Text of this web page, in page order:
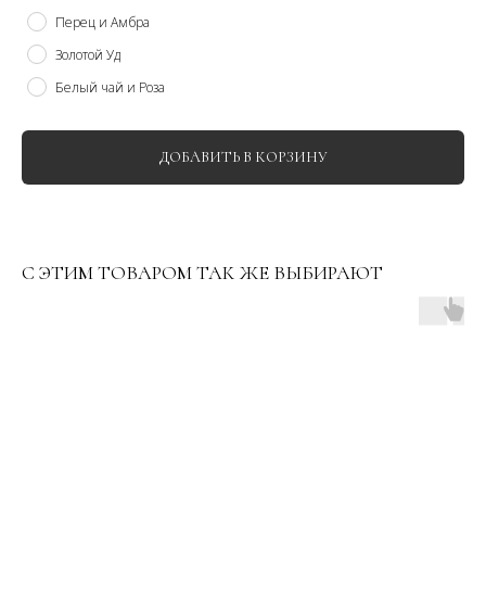
Перец и Амбра
Золотой Уд
Белый чай и Роза
ДОБАВИТЬ В КОРЗИНУ
С ЭТИМ ТОВАРОМ ТАК ЖЕ ВЫБИРАЮТ